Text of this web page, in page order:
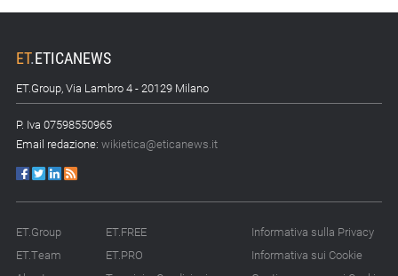
ET.ETICANEWS
ET.Group, Via Lambro 4 - 20129 Milano
P. Iva 07598550965
Email redazione: wikietica@eticanews.it
ET.Group
ET.Team
ET.FREE
ET.PRO
Informativa sulla Privacy
Informativa sui Cookie